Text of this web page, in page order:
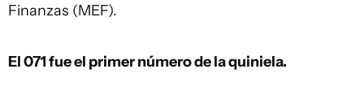
Finanzas (MEF).
El 071fue el primer número de la quiniela.